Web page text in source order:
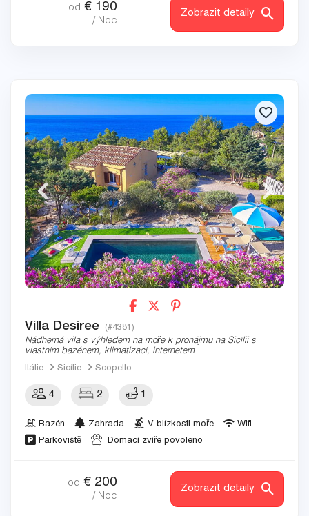
od € 190
/ Noc
Zobrazit detaily
Villa Desiree (#4381)
Nádherná vila s výhledem na moře k pronájmu na Sicílii s
vlastním bazénem, klimatizací, internetem
Itálie
Sicílie Scopello
4 2 1
Bazén Zahrada V blízkosti moře
Wifi
Parkoviště
Domací zvíře povoleno
od € 200
/ Noc
Zobrazit detaily